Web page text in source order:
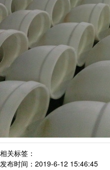
相关标签：
发布时间：2019-6-12 15:46:45